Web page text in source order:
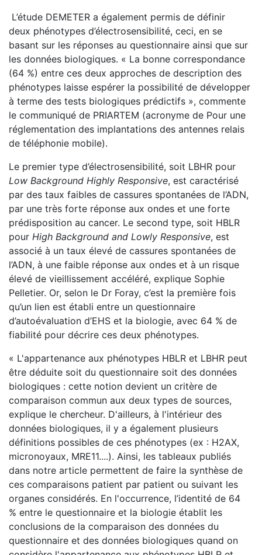
L’étude DEMETER a également permis de définir
deux phénotypes d’électrosensibilité, ceci, en se
basant sur les réponses au questionnaire ainsi que sur
les données biologiques. « La bonne correspondance
(64 %) entre ces deux approches de description des
phénotypes laisse espérer la possibilité de développer
à terme des tests biologiques prédictifs », commente
le communiqué de PRIARTEM (acronyme de Pour une
réglementation des implantations des antennes relais
de téléphonie mobile).
Le premier type d’électrosensibilité, soit LBHR pour
Low Background Highly Responsive, est caractérisé
par des taux faibles de cassures spontanées de l’ADN,
par une très forte réponse aux ondes et une forte
prédisposition au cancer. Le second type, soit HBLR
pour High Background and Lowly Responsive, est
associé à un taux élevé de cassures spontanées de
l’ADN, à une faible réponse aux ondes et à un risque
élevé de vieillissement accéléré, explique Sophie
Pelletier. Or, selon le Dr Foray, c’est la première fois
qu’un lien est établi entre un questionnaire
d’autoévaluation d’EHS et la biologie, avec 64 % de
fiabilité pour décrire ces deux phénotypes.
« L'appartenance aux phénotypes HBLR et LBHR peut
être déduite soit du questionnaire soit des données
biologiques : cette notion devient un critère de
comparaison commun aux deux types de sources,
explique le chercheur. D'ailleurs, à l'intérieur des
données biologiques, il y a également plusieurs
définitions possibles de ces phénotypes (ex : H2AX,
micronoyaux, MRE11....). Ainsi, les tableaux publiés
dans notre article permettent de faire la synthèse de
ces comparaisons patient par patient ou suivant les
organes considérés. En l'occurrence, l’identité de 64
% entre le questionnaire et la biologie établit les
conclusions de la comparaison des données du
questionnaire et des données biologiques quand on